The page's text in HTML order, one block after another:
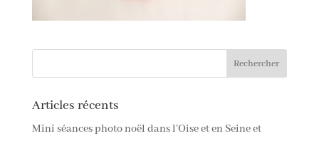
Articles récents
Mini séances photo noël dans l’Oise et en Seine et